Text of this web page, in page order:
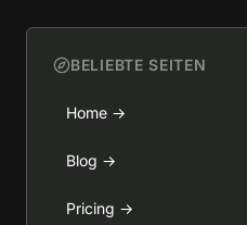
BELIEBTE SEITEN
Home →
Blog →
Pricing →